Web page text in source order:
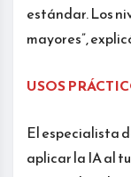
estándar. Los
mayores”,
USOS
El especialista
aplicar la IA al